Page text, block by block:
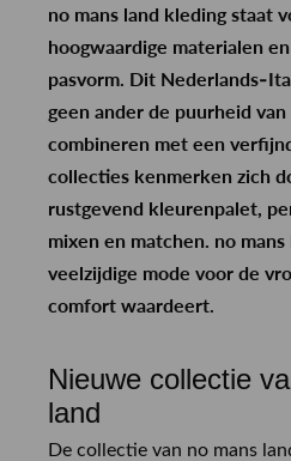
no mans land kleding staat
hoogwaardige materialen
pasvorm. Dit Nederlands-
geen ander de puurheid
combineren met een
collecties kenmerken zich
rustgevend kleurenpalet,
mixen en matchen. no
veelzijdige mode voor de
comfort waardeert.
Nieuwe collectie
land
De collectie van no mans